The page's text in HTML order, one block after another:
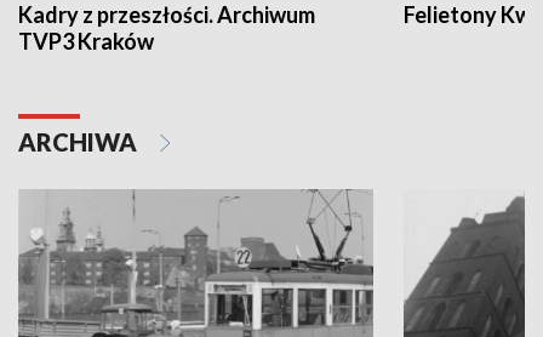
Kadry z przeszłości. Archiwum
TVP3 Kraków
Felietony
ARCHIWA